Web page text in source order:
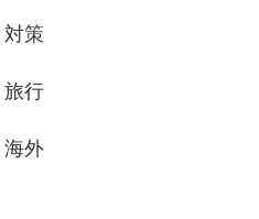
対策
旅行
海外